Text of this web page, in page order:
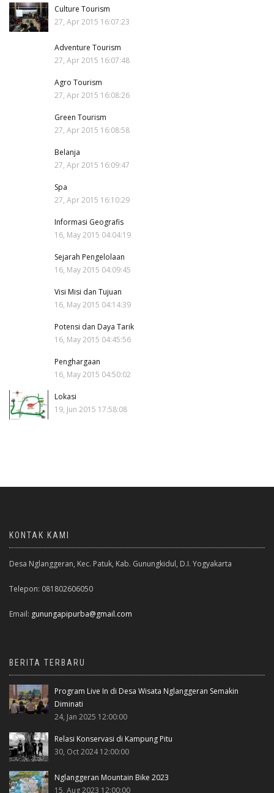
Culture Tourism
27, Apr 2015 16:07:23
Adventure Tourism
27, Apr 2015 16:07:48
Agro Tourism
27, Apr 2015 16:08:26
Green Tourism
27, Apr 2015 16:08:58
Belanja
27, Apr 2015 16:09:47
Spa
27, Apr 2015 16:10:29
Informasi Geografis
16, May 2015 04:04:19
Sejarah Pengelolaan
16, May 2015 04:09:45
Visi Misi dan Tujuan
16, May 2015 04:14:39
Potensi dan Daya Tarik
16, May 2015 04:45:56
Penghargaan
16, May 2015 04:50:02
Lokasi
19, Jun 2015 17:58:08
KONTAK KAMI
Desa Nglanggeran, Kec. Patuk, Kab. Gunungkidul, D.I. Yogyakarta
Telepon: 081802606050
Email: gunungapipurba@gmail.com
BERITA TERBARU
Program Live In di Desa Wisata Nglanggeran Semakin
Diminati
24, Jan 2025 12:00:00
Relasi Konservasi di Kampung Pitu
30, Oct 2024 12:00:00
Nglanggeran Mountain Bike 2023
15, Aug 2023 12:00:00